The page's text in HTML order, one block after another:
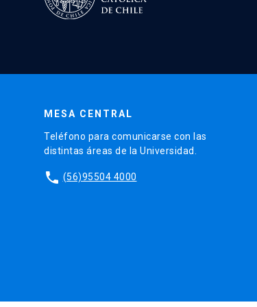
MESA CENTRAL
Teléfono para comunicarse con las
distintas áreas de la Universidad.
phone (56)95504 4000